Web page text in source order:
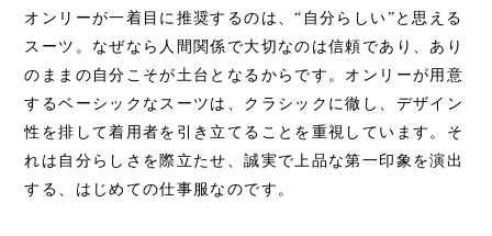
オンリーが一着目に推奨するのは、“自分らしい”と思える
スーツ。なぜなら人間関係で大切なのは信頼であり、あり
のままの自分こそが土台となるからです。オンリーが用意
するベーシックなスーツは、クラシックに徹し、デザイン
性を排して着用者を引き立てることを重視しています。そ
れは自分らしさを際立たせ、誠実で上品な第一印象を演出
する、はじめての仕事服なのです。